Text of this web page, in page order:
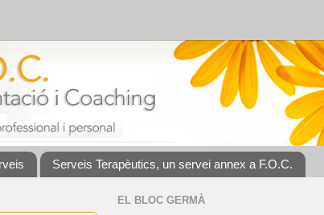
Serveis Terapèutics, un servei annex a F.O.C.
EL BLOC GERMÀ